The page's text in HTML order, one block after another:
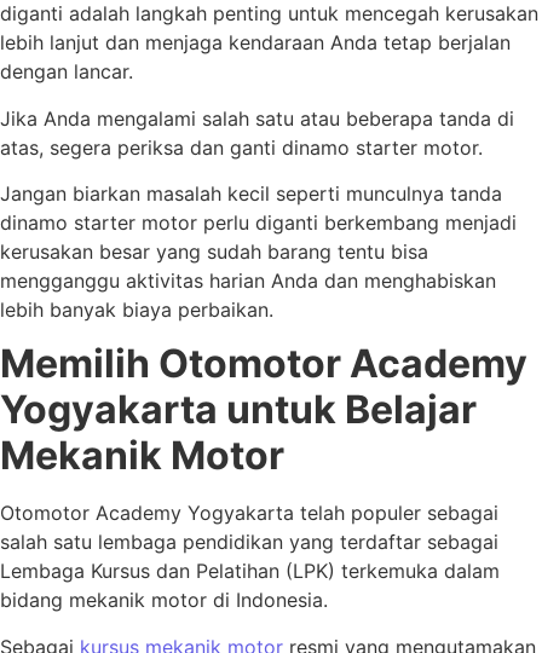
diganti adalah langkah penting untuk mencegah kerusakan
lebih lanjut dan menjaga kendaraan Anda tetap berjalan
dengan lancar.
Jika Anda mengalami salah satu atau beberapa tanda di
atas, segera periksa dan ganti dinamo starter motor.
Jangan biarkan masalah kecil seperti munculnya tanda
dinamo starter motor perlu diganti berkembang menjadi
kerusakan besar yang sudah barang tentu bisa
mengganggu aktivitas harian Anda dan menghabiskan
lebih banyak biaya perbaikan.
Memilih Otomotor Academy
Yogyakarta untuk Belajar
Mekanik Motor
Otomotor Academy Yogyakarta telah populer sebagai
salah satu lembaga pendidikan yang terdaftar sebagai
Lembaga Kursus dan Pelatihan (LPK) terkemuka dalam
bidang mekanik motor di Indonesia.
Sebagai kursus mekanik motor resmi yang mengutamakan